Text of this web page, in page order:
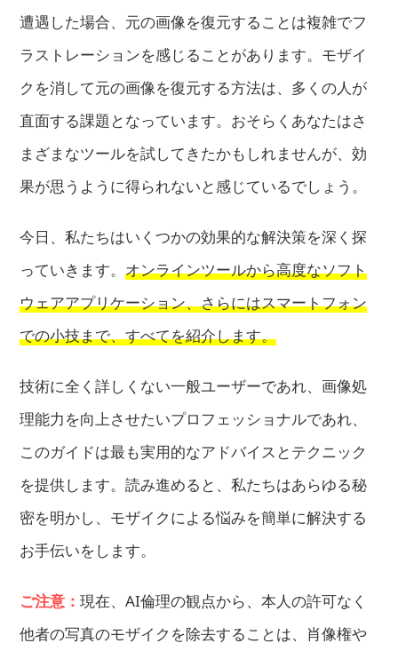
遭遇した場合、元の画像を復元することは複雑でフ
ラストレーションを感じることがあります。モザイ
クを消して元の画像を復元する方法は、多くの人が
直面する課題となっています。おそらくあなたはさ
まざまなツールを試してきたかもしれませんが、効
果が思うように得られないと感じているでしょう。
今日、私たちはいくつかの効果的な解決策を深く探
っていきます。オンラインツールから高度なソフト
ウェアアプリケーション、さらにはスマートフォン
での小技まで、すべてを紹介します。
技術に全く詳しくない一般ユーザーであれ、画像処
理能力を向上させたいプロフェッショナルであれ、
このガイドは最も実用的なアドバイスとテクニック
を提供します。読み進めると、私たちはあらゆる秘
密を明かし、モザイクによる悩みを簡単に解決する
お手伝いをします。
ご注意：現在、AI倫理の観点から、本人の許可なく
他者の写真のモザイクを除去することは、肖像権や